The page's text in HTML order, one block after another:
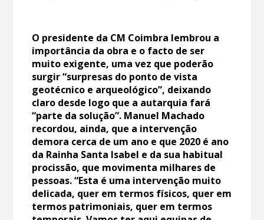
O presidente da CM Coimbra lembrou a
importância da obra e o facto de ser
muito exigente, uma vez que poderão
surgir “surpresas do ponto de vista
geotécnico e arqueológico”, deixando
claro desde logo que a autarquia fará
“parte da solução”. Manuel Machado
recordou, ainda, que a intervenção
demora cerca de um ano e que 2020 é ano
da Rainha Santa Isabel e da sua habitual
procissão, que movimenta milhares de
pessoas. “Esta é uma intervenção muito
delicada, quer em termos físicos, quer em
termos patrimoniais, quer em termos